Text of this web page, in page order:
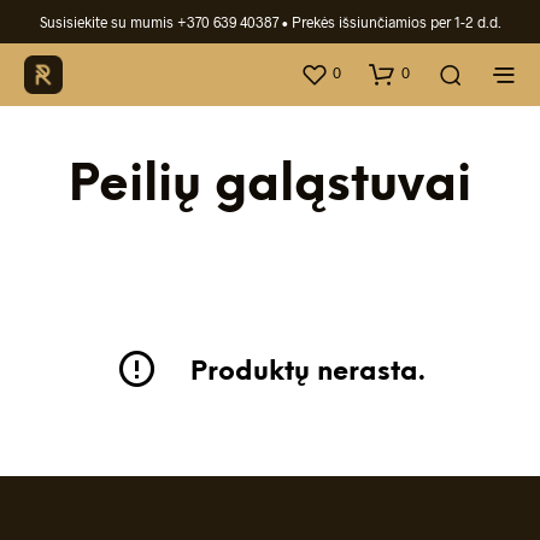
Susisiekite su mumis +370 639 40387• Prekės išsiunčiamios per 1-2 d.d.
0 0
Peilių galąstuvai
Produktų nerasta.